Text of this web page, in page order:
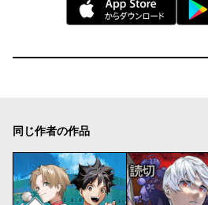
同じ作者の作品